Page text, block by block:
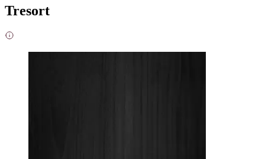
Tresort